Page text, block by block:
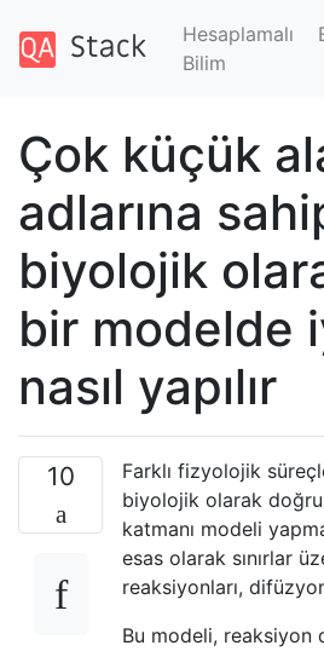
Hesaplamalı
Bilim
Çok küçük
adlarına
biyolojik
bir modelde
nasıl yapılır
10
Farklı fizyolojik
biyolojik olarak
katmanı modeli
esas olarak sınırlar
reaksiyonları,
Bu modeli, reaksiyon